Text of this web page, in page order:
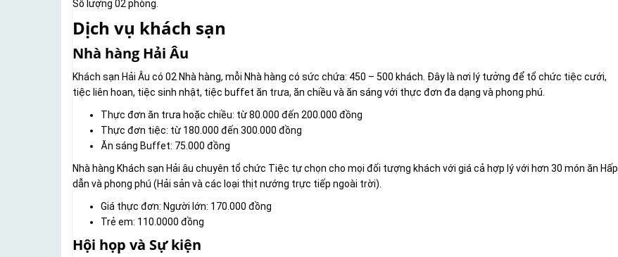
Số lượng 02 phòng.
Dịch vụ khách sạn
Nhà hàng Hải Âu
Khách sạn Hải Âu có 02 Nhà hàng, mỗi Nhà hàng có sức chứa: 450 – 500 khách. Đây là nơi lý tưởng để tổ chức tiệc cưới,
tiệc liên hoan, tiệc sinh nhật, tiệc buffet ăn trưa, ăn chiều và ăn sáng với thực đơn đa dạng và phong phú.
Thực đơn ăn trưa hoặc chiều: từ 80.000 đến 200.000 đồng
Thực đơn tiệc: từ 180.000 đến 300.000 đồng
Ăn sáng Buffet: 75.000 đồng
Nhà hàng Khách sạn Hải âu chuyên tổ chức Tiệc tự chọn cho mọi đối tượng khách với giá cả hợp lý với hơn 30 món ăn Hấp
dẫn và phong phú (Hải sản và các loại thịt nướng trực tiếp ngoài trời).
Giá thực đơn: Người lớn: 170.000 đồng
Trẻ em: 110.0000 đồng
Hội họp và Sự kiện